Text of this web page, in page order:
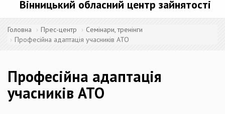
Вінницький обласний центр зайнятості
Головна Прес-центр
Семінари, тренінги
Професійна адаптація учасників АТО
Професійна адаптація
учасників АТО